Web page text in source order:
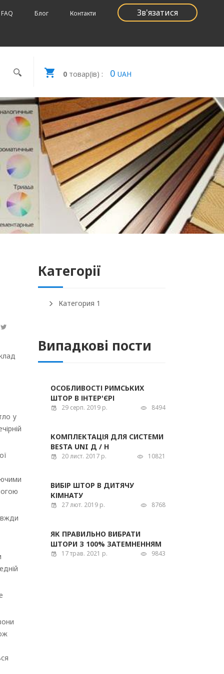
FAQ Блог Контакти Зв'язатися
0товар(ів) : 0 UAH
у
Категорії
Категория 1
Випадкові пости
ОСОБЛИВОСТІ РИМСЬКИХ
ШТОР В ІНТЕР'ЄРІ
29 серп. 2019 р. 8494
КОМПЛЕКТАЦІЯ ДЛЯ СИСТЕМИ
BESTA UNI Д / Н
20 лист. 2017 р. 10821
ВИБІР ШТОР В ДИТЯЧУ
КІМНАТУ
27 лют. 2019 р. 8768
ЯК ПРАВИЛЬНО ВИБРАТИ
ШТОРИ З 100% ЗАТЕМНЕННЯМ
17 трав. 2021 р. 9843